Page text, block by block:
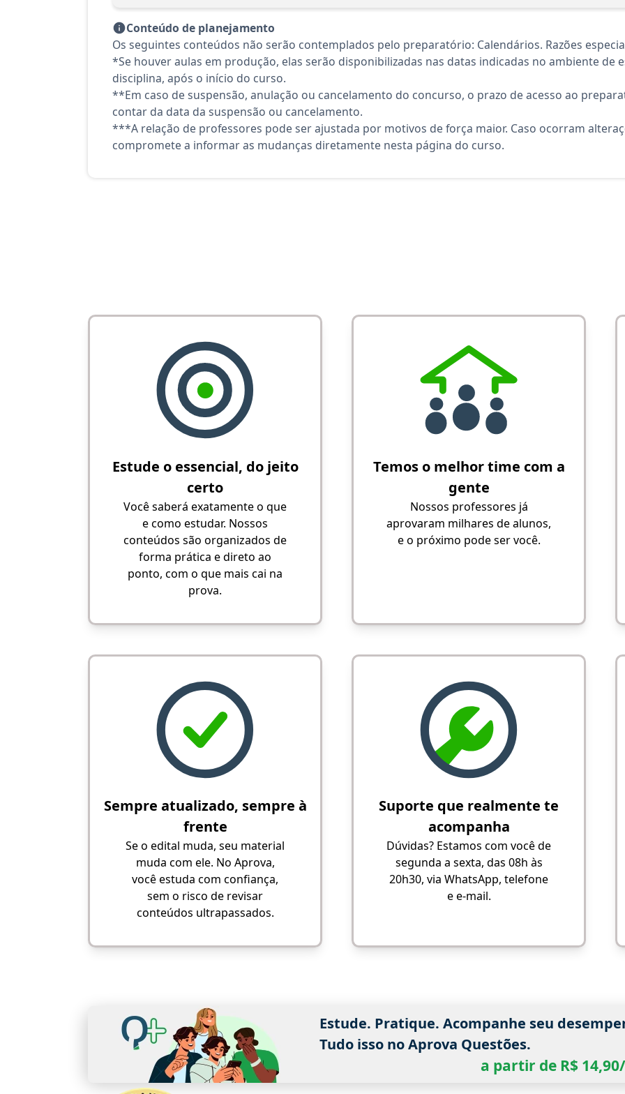
Conteúdo de planejamento
Os seguintes conteúdos não serão contemplados pelo preparatório: Calendários. Razões
*Se houver aulas em produção, elas serão disponibilizadas nas datas indicadas no ambiente de
disciplina, após o início do curso.
**Em caso de suspensão, anulação ou cancelamento do concurso, o prazo de acesso ao
contar da data da suspensão ou cancelamento.
***A relação de professores pode ser ajustada por motivos de força maior. Caso ocorram
compromete a informar as mudanças diretamente nesta página do curso.
Estude o essencial, do jeito
certo
Você saberá exatamente o que
e como estudar. Nossos
conteúdos são organizados de
forma prática e direto ao
ponto, com o que mais cai na
prova.
Temos o melhor time com a
gente
Nossos professores já
aprovaram milhares de alunos,
e o próximo pode ser você.
Sempre atualizado, sempre à
frente
Se o edital muda, seu material
muda com ele. No Aprova,
você estuda com confiança,
sem o risco de revisar
conteúdos ultrapassados.
Suporte que realmente te
acompanha
Dúvidas? Estamos com você de
segunda a sexta, das 08h às
20h30, via WhatsApp, telefone
e e-mail.
Estude. Pratique. Acompanhe seu
Tudo isso no Aprova Questões.
a partir de R$